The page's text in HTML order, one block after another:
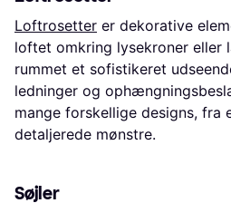
Loftrosetter er dekorative
loftet omkring lysekroner eller
rummet et sofistikeret
ledninger og
mange forskellige designs, fra
detaljerede mønstre.
Søjler